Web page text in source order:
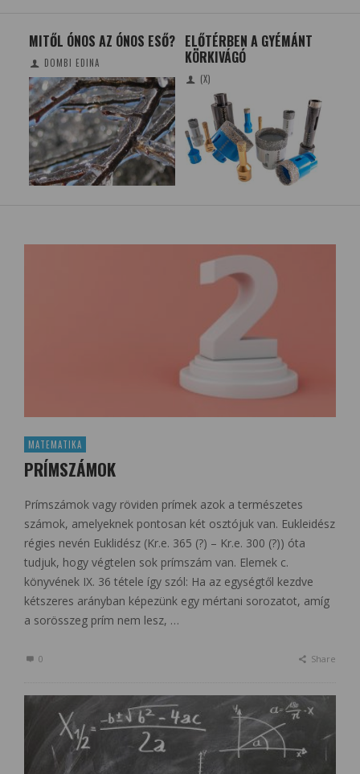
MITŐL ÓNOS AZ ÓNOS ESŐ?
DOMBI EDINA
ELŐTÉRBEN A GYÉMÁNT
KÖRKIVÁGÓ
(X)
MATEMATIKA
PRÍMSZÁMOK
Prímszámok vagy röviden prímek azok a természetes
számok, amelyeknek pontosan két osztójuk van. Eukleidész
régies nevén Euklidész (Kr.e. 365 (?) – Kr.e. 300 (?)) óta
tudjuk, hogy végtelen sok prímszám van. Elemek c.
könyvének IX. 36 tétele így szól: Ha az egységtől kezdve
kétszeres arányban képezünk egy mértani sorozatot, amíg
a sorösszeg prím nem lesz, …
0 Share